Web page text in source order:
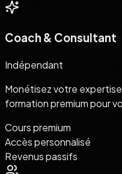
Coach & Consultant
Indépendant
Monétisez votre
formation premium pour
Cours premium
Accès personnalisé
Revenus passifs